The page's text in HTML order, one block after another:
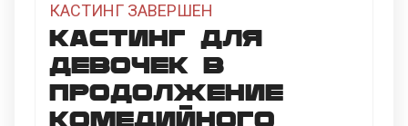
КАСТИНГ ЗАВЕРШЕН
Кастинг для
девочек в
продолжение
комедийного